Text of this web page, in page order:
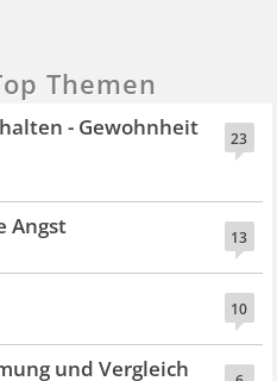
Themen
23
- Gewohnheit
13
Angst
10
und Vergleich